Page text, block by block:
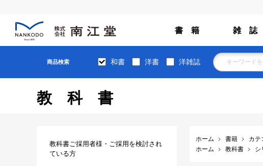
書 籍 雑 誌
商品検索 和書 洋書 洋雑誌
教科書
ホーム 書籍 カテ
ホーム
教科書 シ
教科書ご採用者様・ご採用を検討され
ている方